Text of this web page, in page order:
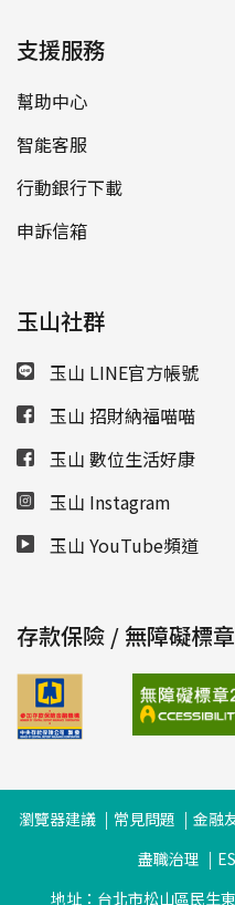
支援服務
幫助中心
智能客服
行動銀行下載
申訴信箱
玉山社群
玉山 LINE官方帳號
玉山 招財納福喵喵
玉山 數位生活好康
玉山 Instagram
玉山 YouTube頻道
存款保險 / 無障礙標章
瀏覽器建議 常見問題 金融
盡職治理
地址：台北市松山區民生